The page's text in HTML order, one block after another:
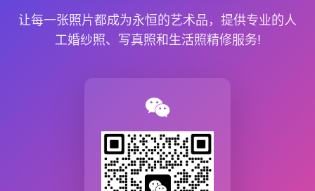
让每一张照片都成为永恒的艺术品，提供专业的人
工婚纱照、写真照和生活照精修服务!